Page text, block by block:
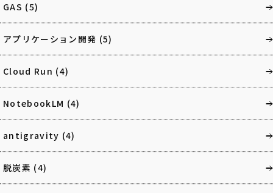
GAS (5)
アプリケーション開発 (5)
Cloud Run (4)
NotebookLM (4)
antigravity (4)
脱炭素 (4)